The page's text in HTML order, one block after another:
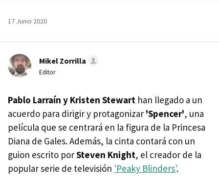
17 Junio 2020
Mikel Zorrilla
Editor
Pablo Larraín y Kristen Stewart han llegado a un
acuerdo para dirigir y protagonizar 'Spencer', una
película que se centrará en la figura de la Princesa
Diana de Gales. Además, la cinta contará con un
guion escrito porSteven Knight, el creador de la
popular serie de televisión 'Peaky Blinders'.